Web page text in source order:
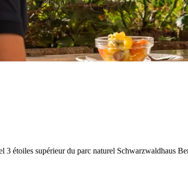
3 étoiles supérieur du parc naturel Schwarzwaldhaus